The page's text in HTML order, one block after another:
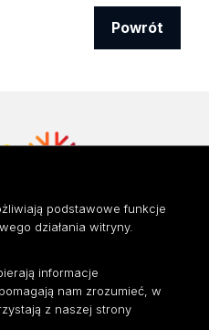
Powrót
Flickr SoundCloud
Tik
Tok
podstawowe funkcje
działania witryny.
informacje
nam zrozumieć, w
z naszej strony